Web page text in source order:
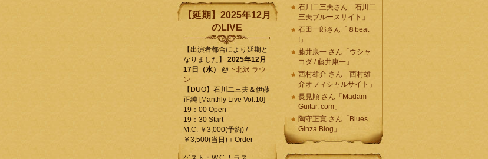
【延期】2025年12月
のLIVE
【出演者都合により延期と
なりました】 2025年12月
17日（水）
@下北沢 ラウ
ン
【DUO】石川二三夫＆伊藤
正純 [Manthly Live Vol.10]
19：00 Open
19：30 Start
M.C. ￥3,000(予約) /
￥3,500(当日)＋Order
石川二三夫さん「石川二
三夫ブルースサイト」
石田一郎さん「８beat
!」
藤井康一 さん「ウシャ
コダ / 藤井康一」
西村雄介 さん「西村雄
介オフィシャルサイト」
長見順 さん「Madam
Guitar. com」
陶守正寛 さん「Blues
Ginza Blog」